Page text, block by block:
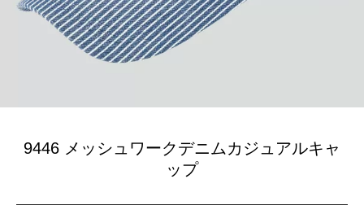
9446 メッシュワークデニムカジュアルキャ
ップ